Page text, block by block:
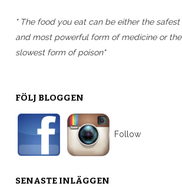
" The food you eat can be either the safest
and most powerful form of medicine or the
slowest form of poison"
FÖLJ BLOGGEN
Follow
SENASTE INLÄGGEN